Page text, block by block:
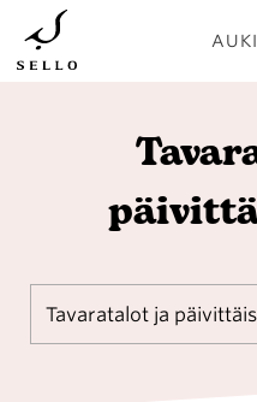
Hyppää
pääsisältöön